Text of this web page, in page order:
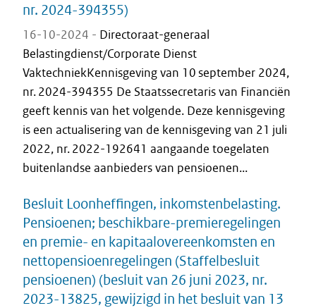
nr. 2024-394355)
16-10-2024 - Directoraat-generaal
Belastingdienst/Corporate Dienst
VaktechniekKennisgeving van 10 september 2024,
nr. 2024-394355 De Staatssecretaris van Financiën
geeft kennis van het volgende. Deze kennisgeving
is een actualisering van de kennisgeving van 21 juli
2022, nr. 2022-192641 aangaande toegelaten
buitenlandse aanbieders van pensioenen...
Besluit Loonheffingen, inkomstenbelasting.
Pensioenen; beschikbare-premieregelingen
en premie- en kapitaalovereenkomsten en
nettopensioenregelingen (Staffelbesluit
pensioenen) (besluit van 26 juni 2023, nr.
2023-13825, gewijzigd in het besluit van 13